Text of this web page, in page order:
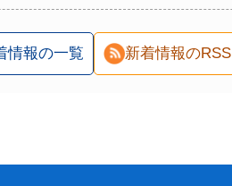
情報の一覧 新着情報のRSS